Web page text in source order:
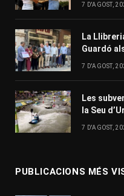
7 D'AGOST,
La
Guardó
7 D'AGOST,
Les
la Seu
7 D'AGOST,
PUBLICACIONS MÉS